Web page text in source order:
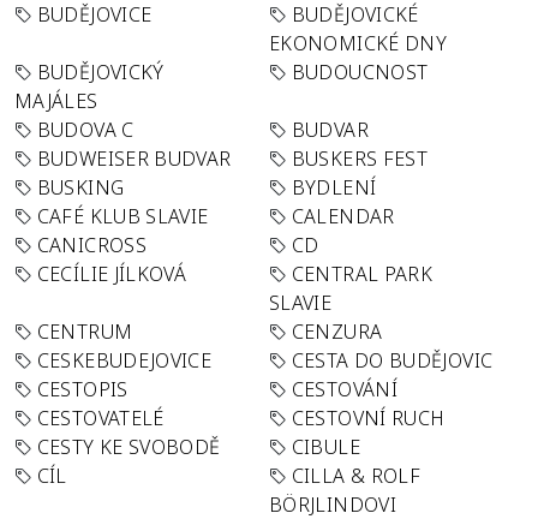
BUDĚJOVICE
BUDĚJOVICKÉ
EKONOMICKÉ DNY
BUDĚJOVICKÝ
MAJÁLES
BUDOUCNOST
BUDOVA C
BUDVAR
BUDWEISER BUDVAR
BUSKERS FEST
BUSKING
BYDLENÍ
CAFÉ KLUB SLAVIE
CALENDAR
CANICROSS
CD
CECÍLIE JÍLKOVÁ
CENTRAL PARK
SLAVIE
CENTRUM
CENZURA
CESKEBUDEJOVICE
CESTA DO BUDĚJOVIC
CESTOPIS
CESTOVÁNÍ
CESTOVATELÉ
CESTOVNÍ RUCH
CESTY KE SVOBODĚ
CIBULE
CÍL
CILLA & ROLF
BÖRJLINDOVI